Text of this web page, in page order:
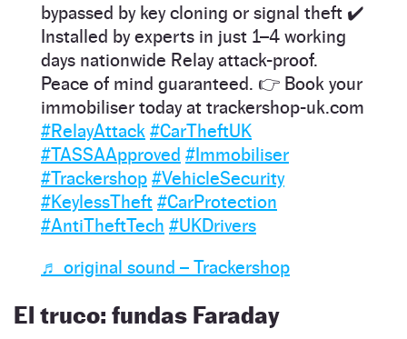
bypassed by key cloning or signal theft ✔️
Installed by experts in just 1–4 working
days nationwide Relay attack-proof.
Peace of mind guaranteed. 👉 Book your
immobiliser today at trackershop-uk.com
#RelayAttack #CarTheftUK
#TASSAApproved #Immobiliser
#Trackershop #VehicleSecurity
#KeylessTheft #CarProtection
#AntiTheftTech #UKDrivers
♬ original sound – Trackershop
El truco: fundas Faraday